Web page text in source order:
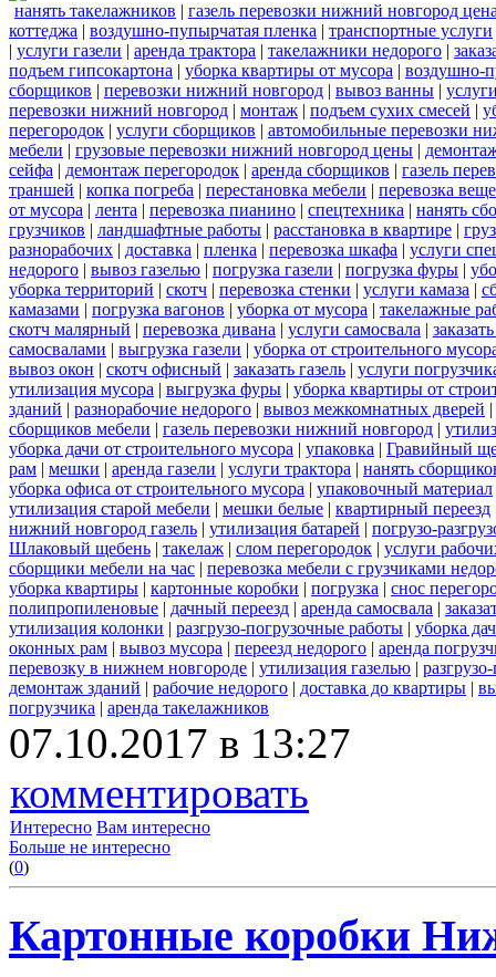
нанять такелажников | газель перевозки нижний новгород
коттеджа | воздушно-пупырчатая пленка | транспортные услуги
| услуги газели | аренда трактора | такелажники недорого |
подъем гипсокартона | уборка квартиры от мусора | воздушно-
сборщиков | перевозки нижний новгород | вывоз ванны |
перевозки нижний новгород | монтаж | подъем сухих смесей |
перегородок | услуги сборщиков | автомобильные перевозки
мебели | грузовые перевозки нижний новгород цены |
сейфа | демонтаж перегородок | аренда сборщиков | газель
траншей | копка погреба | перестановка мебели | перевозка
от мусора | лента | перевозка пианино | спецтехника | нанять
грузчиков | ландшафтные работы | расстановка в квартире |
разнорабочих | доставка | пленка | перевозка шкафа | услуги
недорого | вывоз газелью | погрузка газели | погрузка фуры |
уборка территорий | скотч | перевозка стенки | услуги камаза |
камазами | погрузка вагонов | уборка от мусора | такелажные
скотч малярный | перевозка дивана | услуги самосвала |
самосвалами | выгрузка газели | уборка от строительного
вывоз окон | скотч офисный | заказать газель | услуги
утилизация мусора | выгрузка фуры | уборка квартиры от
зданий | разнорабочие недорого | вывоз межкомнатных дверей |
сборщиков мебели | газель перевозки нижний новгород |
уборка дачи от строительного мусора | упаковка | Гравийный
рам | мешки | аренда газели | услуги трактора | нанять
уборка офиса от строительного мусора | упаковочный материал
утилизация старой мебели | мешки белые | квартирный переезд
нижний новгород газель | утилизация батарей | погрузо-
Шлаковый щебень | такелаж | слом перегородок | услуги
сборщики мебели на час | перевозка мебели с грузчиками
уборка квартиры | картонные коробки | погрузка | снос
полипропиленовые | дачный переезд | аренда самосвала |
утилизация колонки | разгрузо-погрузочные работы | уборка
оконных рам | вывоз мусора | переезд недорого | аренда
перевозку в нижнем новгороде | утилизация газелью |
демонтаж зданий | рабочие недорого | доставка до квартиры |
погрузчика | аренда такелажников
07.10.2017 в 13:27
комментировать
Интересно Вам интересно
Больше не интересно
(0)
Картонные коробки